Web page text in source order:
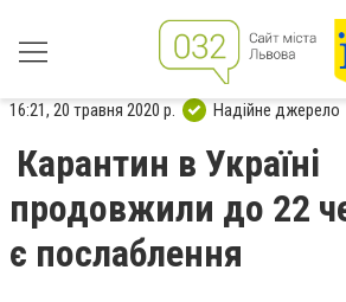
16:21, 20 травня 2020 р. Надійне джерело
Карантин в Україні
продовжили до 22
є послаблення